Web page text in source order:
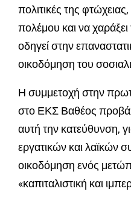
πολιτικές της
πολέμου και να
οδηγεί στην
οικοδόμηση του
Η συμμετοχή στην
στο ΕΚΣ Βαθέος
αυτή την κατεύθυνση,
εργατικών και λαϊκών
οικοδόμηση ενός
«καπιταλιστική και